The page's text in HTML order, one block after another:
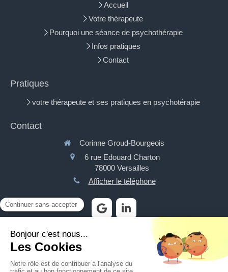
Accueil
Votre thérapeute
Pourquoi une séance de psychothérapie
Infos pratiques
Contact
Pratiques
votre thérapeute et ses pratiques en psychotérapie
Contact
Corinne Groud-Bourgeois
6 rue Edouard Charton
78000 Versailles
Afficher le téléphone
Contactez moi